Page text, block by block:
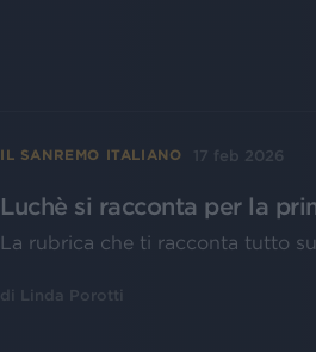
IL SANREMO ITALIANO 17 feb 2026
Luchè si racconta per la
La rubrica che ti racconta tutto
di Linda Porotti